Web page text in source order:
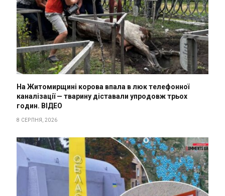
На Житомирщині корова впала в люк телефонної
каналізації — тварину діставали упродовж трьох
годин. ВІДЕО
8 СЕРПНЯ, 2026